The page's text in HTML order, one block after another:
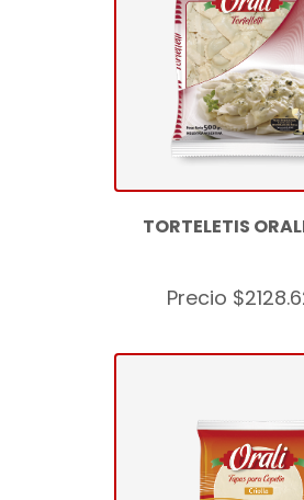
TORTELETIS
Precio